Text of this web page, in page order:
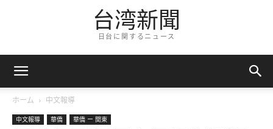
台湾新聞
日台に関するニュース
ホーム 中文報導
中文報導 華僑 華僑 ー 関東